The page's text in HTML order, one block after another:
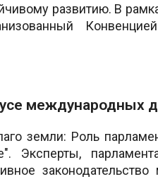
развитию. В
международных
земли: Роль
Эксперты,
законодательство